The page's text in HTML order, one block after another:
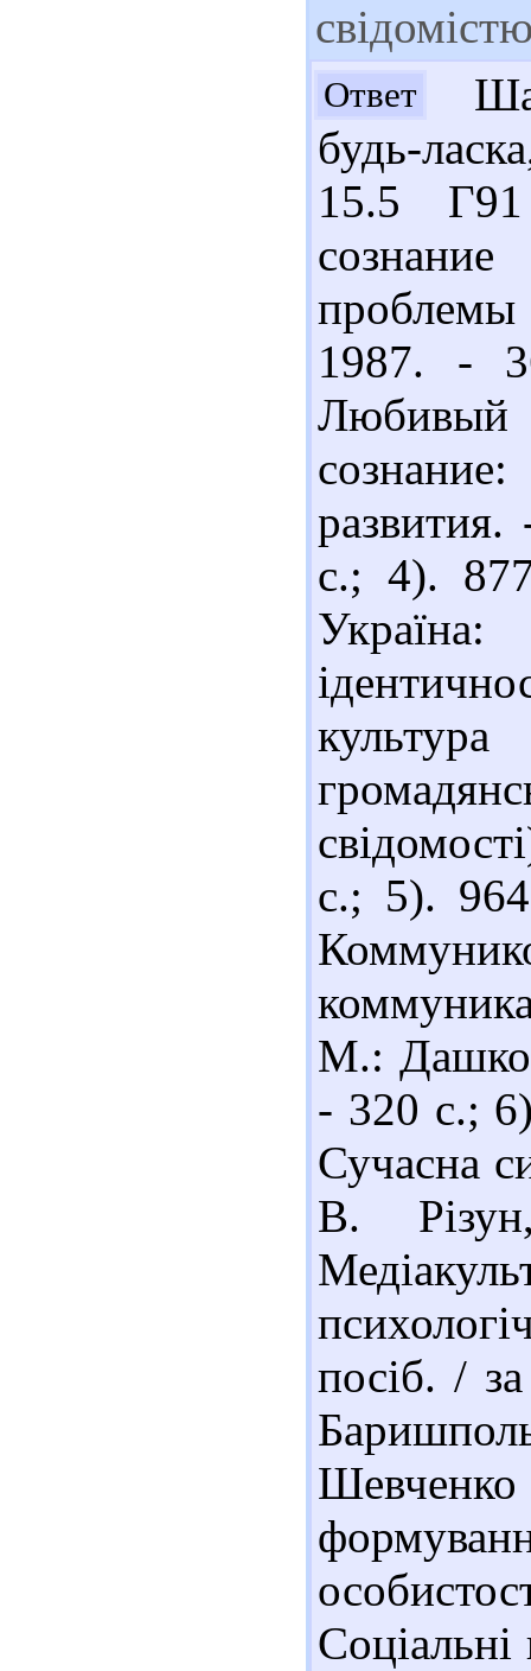
Ответ
будь-
15.5
1987. -
Любивый
с.; 4).
с.; 5).
М.:
- 320 с.;
Сучасна
В.
посіб. /